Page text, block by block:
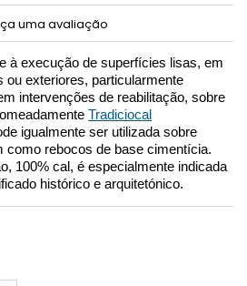
uma avaliação
à execução de superfícies lisas, em
ou exteriores, particularmente
intervenções de reabilitação, sobre
Tradiciocal
igualmente ser utilizada sobre
como rebocos de base cimentícia.
100% cal, é especialmente indicada
histórico e arquitetónico.